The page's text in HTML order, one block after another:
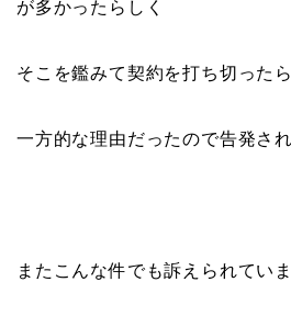
が多かったらしく
そこを鑑みて契約を打ち切った
一方的な理由だったので告発さ
またこんな件でも訴えられていま